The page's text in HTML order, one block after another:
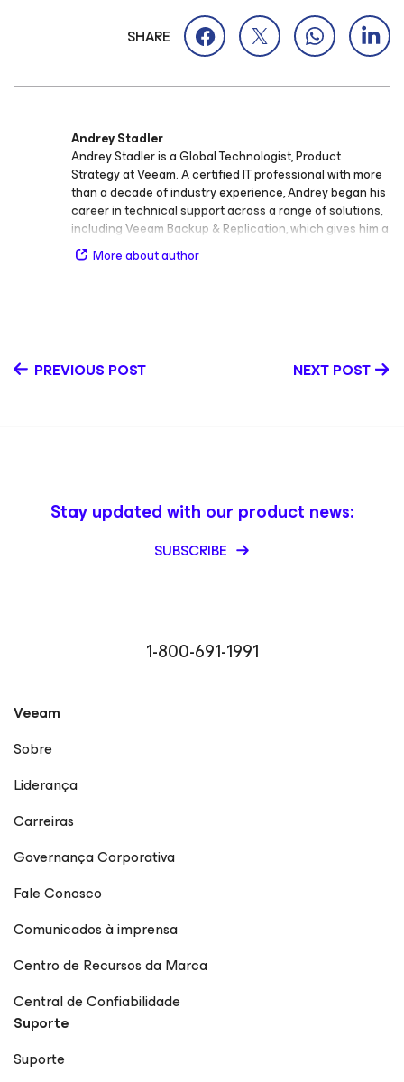
SHARE
Andrey Stadler
Andrey Stadler is a Global Technologist, Product
Strategy at Veeam. A certified IT professional with more
than a decade of industry experience, Andrey began his
career in technical support across a range of solutions,
including Veeam Backup & Replication, which gives him a
practical, customer-first perspective and helps him
connect easily with the Veeam community. Andrey helps
environments. He regularly presents at online and in-
More about author
PREVIOUS POST NEXT POST
1-800-691-1991
Stay updated with our product news:
SUBSCRIBE
Veeam
Sobre
Liderança
Carreiras
Governança Corporativa
Fale Conosco
Comunicados à imprensa
Centro de Recursos da Marca
Central de Confiabilidade
Suporte
Suporte